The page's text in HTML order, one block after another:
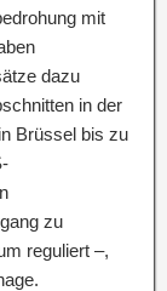
mit
dazu
in der
Brüssel bis zu
zu
reguliert –,